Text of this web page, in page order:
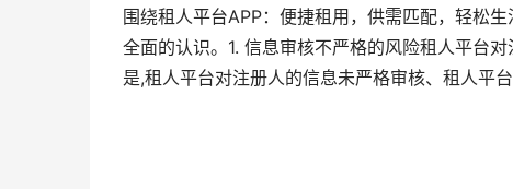
围绕租人平台APP：便捷租用，供需匹配，轻松
全面的认识。1. 信息审核不严格的风险租人平台
是,租人平台对注册人的信息未严格审核、租人平